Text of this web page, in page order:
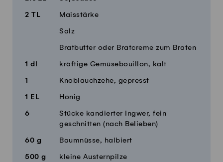
2 TL Maisstärke
Salz
Bratbutter oder Bratcreme zum Braten
1 dl kräftige Gemüsebouillon, kalt
1 Knoblauchzehe, gepresst
1 EL Honig
6
Stücke kandierter Ingwer, fein
geschnitten (nach Belieben)
60 g Baumnüsse, halbiert
500 g kleine Austernpilze